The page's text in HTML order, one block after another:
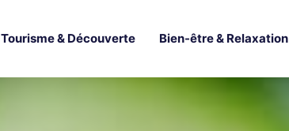
Tourisme & Découverte Bien-être & Relaxation